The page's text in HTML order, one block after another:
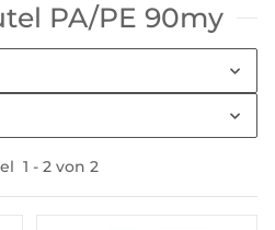
PA/PE 90my
1 - 2von 2